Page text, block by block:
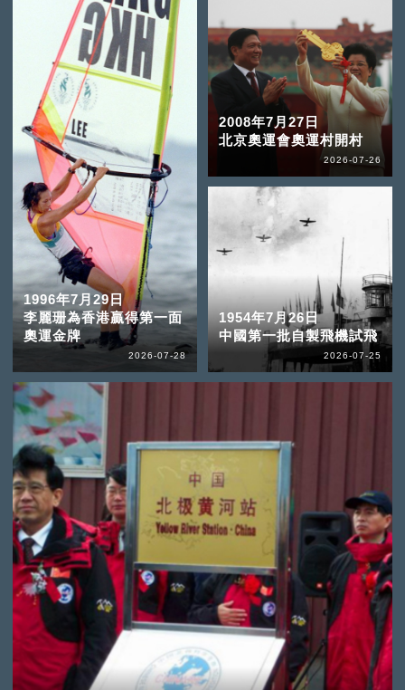
1996年7月29日
李麗珊為香港贏得第一面
奧運金牌
2026-07-28
2008年7月27日
北京奧運會奧運村開村
2026-07-26
1954年7月26日
中國第一批自製飛機試飛
2026-07-25